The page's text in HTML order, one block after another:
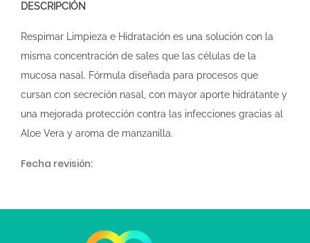
DESCRIPCIÓN
Respimar Limpieza e Hidratación es una solución con la
misma concentración de sales que las células de la
mucosa nasal. Fórmula diseñada para procesos que
cursan con secreción nasal, con mayor aporte hidratante y
una mejorada protección contra las infecciones gracias al
Aloe Vera y aroma de manzanilla.
Fecha revisión: